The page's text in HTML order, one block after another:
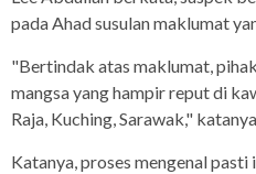
pada Ahad susulan maklumat
"Bertindak atas maklumat,
mangsa yang hampir reput di
Raja, Kuching, Sarawak,"
Katanya, proses mengenal